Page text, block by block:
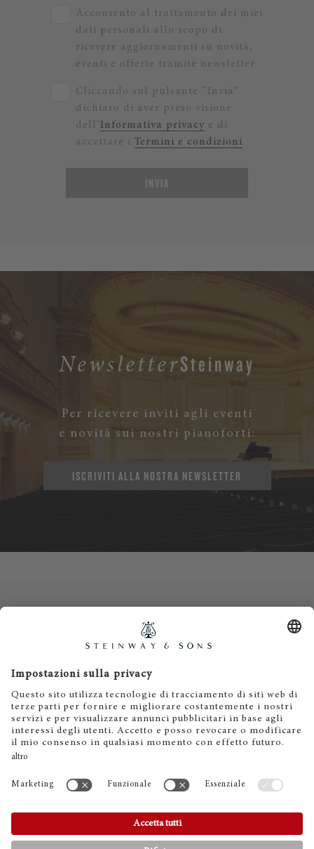
Acconsento al trattamento dei miei
dati personali allo scopo di
ricevere aggiornamenti su novità,
eventi e offerte tramite newsletter
Cliccando sul pulsante “Invia”
dichiaro di aver preso visione
dell’Informativa privacy e di
accettare i Termini e condizioni.
INVIA
NewsletterSteinway
Per ricevere inviti agli eventi
e novità sui nostri pianoforti:
ISCRIVITI ALLA NOSTRA NEWSLETTER
Informativa privacy
Termini e condizioni
Cookies